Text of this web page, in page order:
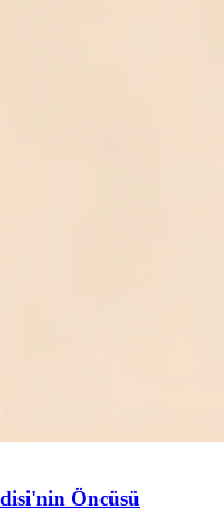
Öncüsü